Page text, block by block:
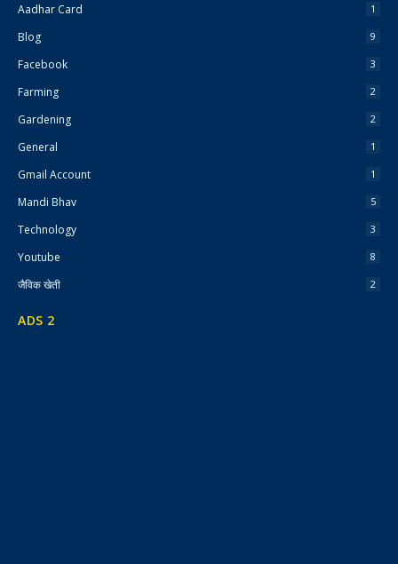
Aadhar Card 1
Blog 9
Facebook 3
Farming 2
Gardening 2
General 1
Gmail Account 1
Mandi Bhav 5
Technology 3
Youtube 8
जैविक खेती 2
ADS 2